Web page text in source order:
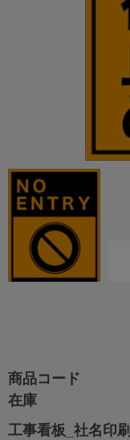
商品コード
在庫
工事看板_社名印刷